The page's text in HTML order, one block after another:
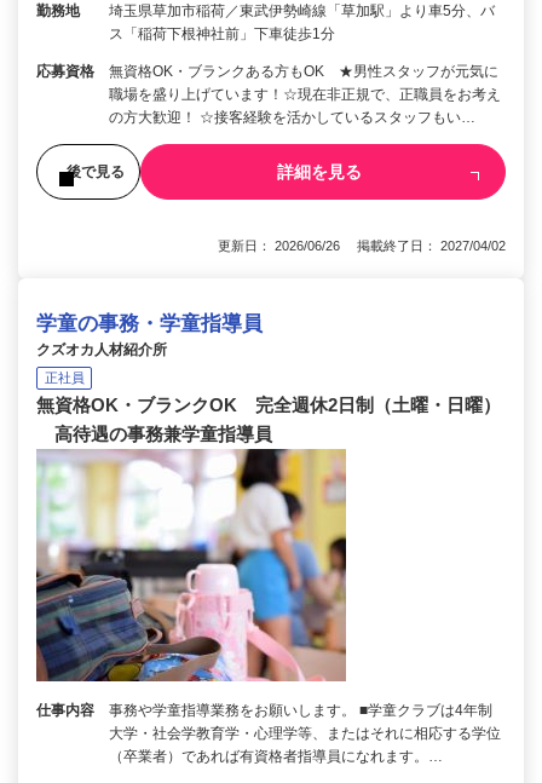
勤務地
埼玉県草加市稲荷／東武伊勢崎線「草加駅」より車5分、バ
ス「稲荷下根神社前」下車徒歩1分
応募資格
無資格OK・ブランクある方もOK ★男性スタッフが元気に
職場を盛り上げています！☆現在非正規で、正職員をお考え
の方大歓迎！ ☆接客経験を活かしているスタッフもい…
後で見る 詳細を見る
更新日： 2026/06/26 掲載終了日： 2027/04/02
学童の事務・学童指導員
クズオカ人材紹介所
正社員
無資格OK・ブランクOK 完全週休2日制（土曜・日曜）
高待遇の事務兼学童指導員
仕事内容
事務や学童指導業務をお願いします。 ■学童クラブは4年制
大学・社会学教育学・心理学等、またはそれに相応する学位
（卒業者）であれば有資格者指導員になれます。…